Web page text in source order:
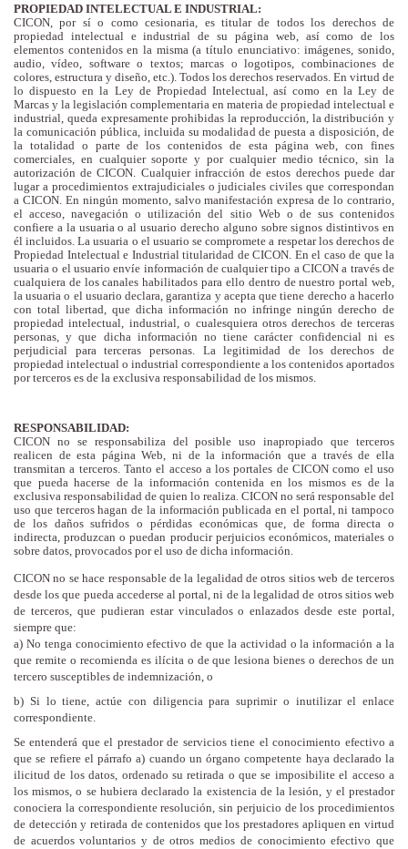
PROPIEDAD INTELECTUAL E INDUSTRIAL:
CICON, por sí o como cesionaria, es titular de todos los derechos de
propiedad intelectual e industrial de su página web, así como de los
elementos contenidos en la misma (a título enunciativo: imágenes, sonido,
audio, vídeo, software o textos; marcas o logotipos, combinaciones de
colores, estructura y diseño, etc.). Todos los derechos reservados. En virtud de
lo dispuesto en la Ley de Propiedad Intelectual, así como en la Ley de
Marcas y la legislación complementaria en materia de propiedad intelectual e
industrial, queda expresamente prohibidas la reproducción, la distribución y
la comunicación pública, incluida su modalidad de puesta a disposición, de
la totalidad o parte de los contenidos de esta página web, con fines
comerciales, en cualquier soporte y por cualquier medio técnico, sin la
autorización de CICON. Cualquier infracción de estos derechos puede dar
lugar a procedimientos extrajudiciales o judiciales civiles que correspondan
a CICON. En ningún momento, salvo manifestación expresa de lo contrario,
el acceso, navegación o utilización del sitio Web o de sus contenidos
confiere a la usuaria o al usuario derecho alguno sobre signos distintivos en
él incluidos. La usuaria o el usuario se compromete a respetar los derechos de
Propiedad Intelectual e Industrial titularidad de CICON. En el caso de que la
usuaria o el usuario envíe información de cualquier tipo a CICON a través de
cualquiera de los canales habilitados para ello dentro de nuestro portal web,
la usuaria o el usuario declara, garantiza y acepta que tiene derecho a hacerlo
con total libertad, que dicha información no infringe ningún derecho de
propiedad intelectual, industrial, o cualesquiera otros derechos de terceras
personas, y que dicha información no tiene carácter confidencial ni es
perjudicial para terceras personas. La legitimidad de los derechos de
propiedad intelectual o industrial correspondiente a los contenidos aportados
por terceros es de la exclusiva responsabilidad de los mismos.
RESPONSABILIDAD:
CICON no se responsabiliza del posible uso inapropiado que terceros
realicen de esta página Web, ni de la información que a través de ella
transmitan a terceros. Tanto el acceso a los portales de CICON como el uso
que pueda hacerse de la información contenida en los mismos es de la
exclusiva responsabilidad de quien lo realiza. CICON no será responsable del
uso que terceros hagan de la información publicada en el portal, ni tampoco
de los daños sufridos o pérdidas económicas que, de forma directa o
indirecta, produzcan o puedan producir perjuicios económicos, materiales o
sobre datos, provocados por el uso de dicha información.
CICON no se hace responsable de la legalidad de otros sitios web de terceros
desde los que pueda accederse al portal, ni de la legalidad de otros sitios web
de terceros, que pudieran estar vinculados o enlazados desde este portal,
siempre que:
a) No tenga conocimiento efectivo de que la actividad o la información a la
que remite o recomienda es ilícita o de que lesiona bienes o derechos de un
tercero susceptibles de indemnización, o
b) Si lo tiene, actúe con diligencia para suprimir o inutilizar el enlace
correspondiente.
Se entenderá que el prestador de servicios tiene el conocimiento efectivo a
que se refiere el párrafo a) cuando un órgano competente haya declarado la
ilicitud de los datos, ordenado su retirada o que se imposibilite el acceso a
los mismos, o se hubiera declarado la existencia de la lesión, y el prestador
conociera la correspondiente resolución, sin perjuicio de los procedimientos
de detección y retirada de contenidos que los prestadores apliquen en virtud
de acuerdos voluntarios y de otros medios de conocimiento efectivo que